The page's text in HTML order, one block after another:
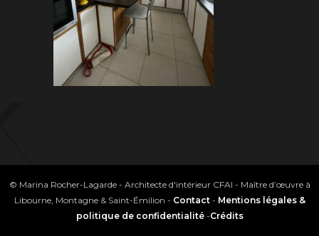
© Marina Rocher-Lagarde - Architecte d'intérieur CFAI - Maître d’œuvre à
Libourne, Montagne & Saint-Émilion - Contact- Mentions légales &
politique de confidentialité-Crédits